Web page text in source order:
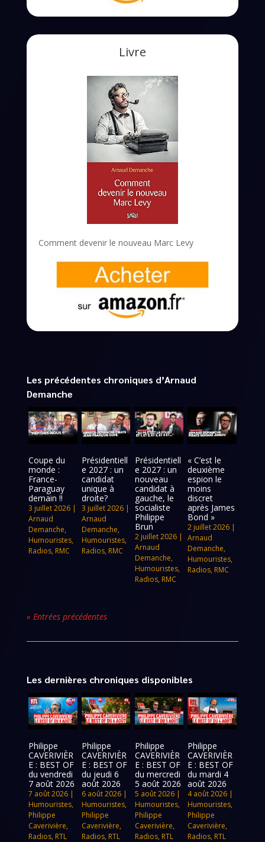
Livre
Comment devenir le nouveau Marc Levy
Les précédentes chroniques d’Arnaud
Demanche
Coupe du
monde :
France-
Paraguay
demain !!
3 juillet 2026 |
Arnaud
Demanche,
Humouristes,
Radios, RMC
Présidentiell
e 2027 : un
candidat
unique à
droite?
3 juillet 2026|
Arnaud
Demanche,
Humouristes,
Radios, RMC
Présidentiell
e 2027 : un
nouveau
candidat à
gauche, le
socialiste
Philippe
Brun
2 juillet 2026|
Arnaud
Demanche,
Humouristes,
Radios, RMC
« C’est le
deuxième
espion le
moins
discret
après James
Bond »
2 juillet 2026 |
Arnaud
Demanche,
Humouristes,
Radios, RMC
« Entrées précédentes
Les dernières chroniques disponibles
Philippe
CAVERIVIÈR
E : BEST OF
du vendredi
7 août 2026
7 août 2026 |
Humouristes,
Philippe
Caverivière,
Radios, RTL
Philippe
CAVERIVIÈR
E : BEST OF
du jeudi 6
août 2026
6 août 2026|
Humouristes,
Philippe
Caverivière,
Radios, RTL
Philippe
CAVERIVIÈR
E : BEST OF
du mercredi
5 août 2026
5 août 2026|
Humouristes,
Philippe
Caverivière,
Radios, RTL
Philippe
CAVERIVIÈR
E : BEST OF
du mardi 4
août 2026
4 août 2026 |
Humouristes,
Philippe
Caverivière,
Radios, RTL